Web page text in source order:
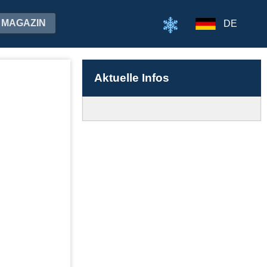
MAGAZIN DE
Aktuelle Infos